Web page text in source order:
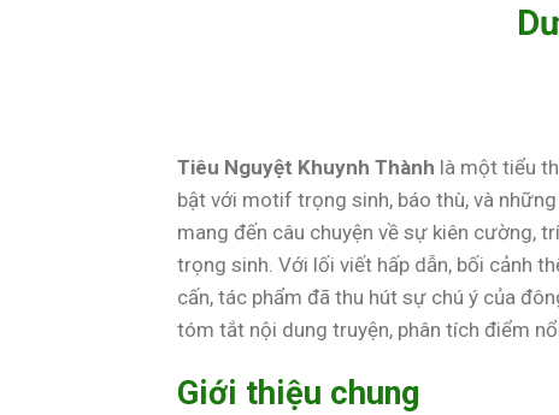
Tiêu Nguyệt Khuynh Thành là một tiểu
bật với motif trọng sinh, báo thù, và
mang đến câu chuyện về sự kiên cường,
trọng sinh. Với lối viết hấp dẫn, bối cảnh
cấn, tác phẩm đã thu hút sự chú ý của
tóm tắt nội dung truyện, phân tích điểm
Giới thiệu chung